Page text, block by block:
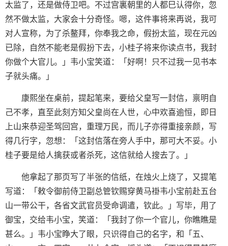
太监了，还是做侍卫吧。不过宫裏朝里的人都巳认得你，忽
然不做太监，大家会十分奇怪。嗯，这件事将来再说，我可
对人宣称，为了杀鳌拜，你奉我之命，假扮太监，现在元凶
已除，自然不能老是假扮下去，小桂子将来你读点书，我封
你做个大官儿。」韦小宝笑道：「好啊！只不过我一见书本
子就头痛。」
康熙坐在桌前，提起笔来，要给父皇写一封信，禀明自
己不孝，直至此刻方知父皇尚在人世，心中欢喜逾恒，即日
上山来恭迎圣驾回宫，重理万民，而儿子亦得重接亲颜，写
得几行字，忽想：「这封信落在旁人手中，那可大不妥。小
桂子要是给人擒获或者杀死，这信就给人搜去了。」
他拿起了那页写了半张的信纸，在烛火上烧了，又提笔
写道：「敕令御前侍卫副总管钦赐穿黄马褂韦小宝前赴五台
山一带公干，各省文武官员受命调遣，钦此。」写毕，用了
御宝，交给韦小宝，笑道：「我封了你一个官儿，你瞧瞧是
甚么。」韦小宝睁大了眼，只识得自己的名字，和「五、